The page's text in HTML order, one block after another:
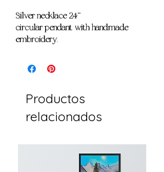
Silver necklace 24''
circular pendant with handmade
embroidery.
Productos
relacionados